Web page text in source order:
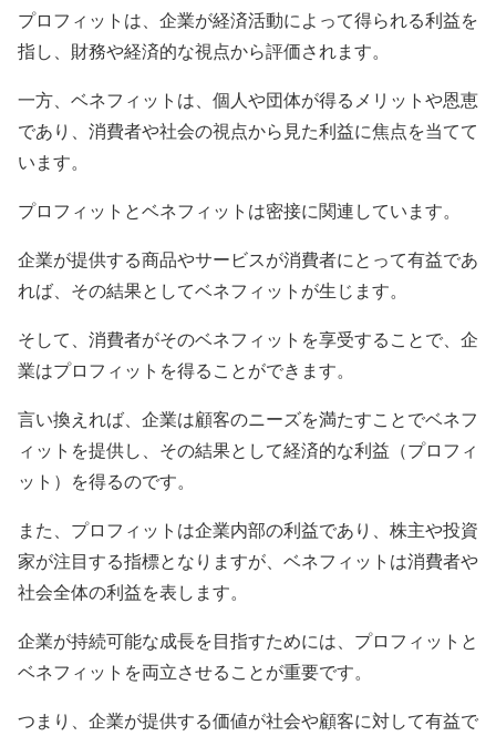
プロフィットは、企業が経済活動によって得られる利益を
指し、財務や経済的な視点から評価されます。
一方、ベネフィットは、個人や団体が得るメリットや恩恵
であり、消費者や社会の視点から見た利益に焦点を当てて
います。
プロフィットとベネフィットは密接に関連しています。
企業が提供する商品やサービスが消費者にとって有益であ
れば、その結果としてベネフィットが生じます。
そして、消費者がそのベネフィットを享受することで、企
業はプロフィットを得ることができます。
言い換えれば、企業は顧客のニーズを満たすことでベネフ
ィットを提供し、その結果として経済的な利益（プロフィ
ット）を得るのです。
また、プロフィットは企業内部の利益であり、株主や投資
家が注目する指標となりますが、ベネフィットは消費者や
社会全体の利益を表します。
企業が持続可能な成長を目指すためには、プロフィットと
ベネフィットを両立させることが重要です。
つまり、企業が提供する価値が社会や顧客に対して有益で